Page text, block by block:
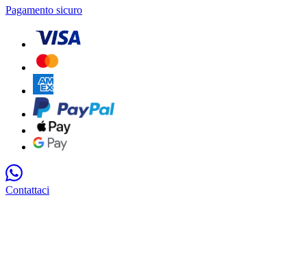
Pagamento sicuro
Contattaci